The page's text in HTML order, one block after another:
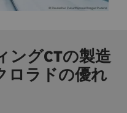
ングCTの製造
ロラドの優れ